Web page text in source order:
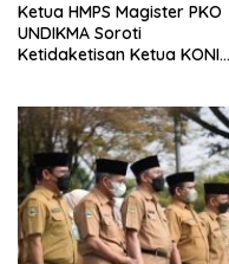
Ketua HMPS Magister PKO
UNDIKMA Soroti
Ketidaketisan Ketua KONI
Arena Kepentingan Sesaat